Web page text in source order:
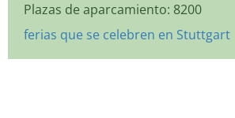
Plazas de aparcamiento: 8200
ferias que se celebren en Stuttgart